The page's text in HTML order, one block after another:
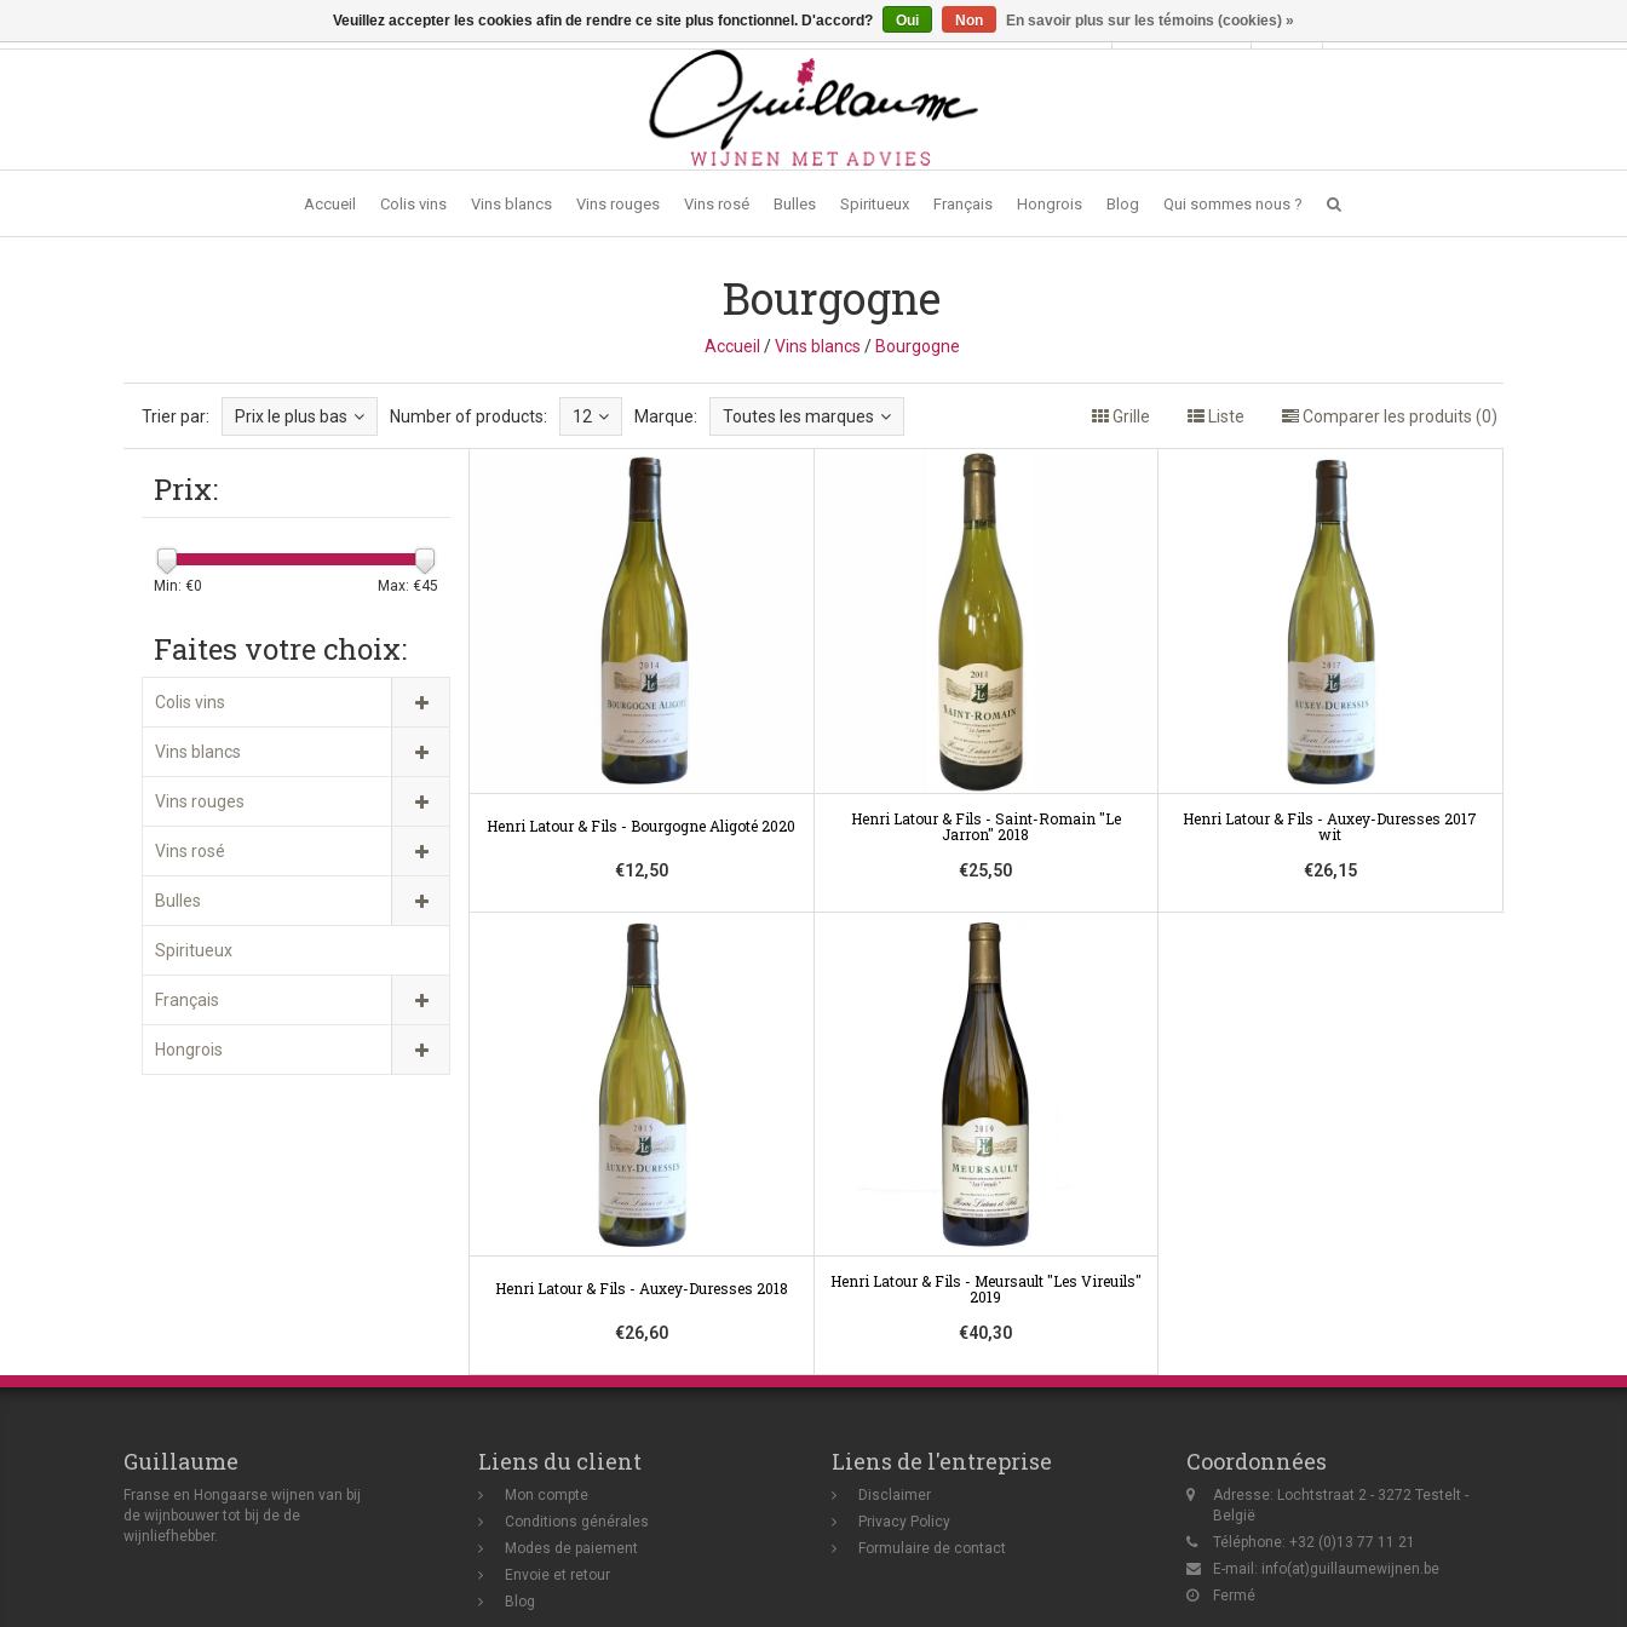
Vragen? Bel ons: +32 (0)13 - 77 11 21 - Winkel: Lochtstraat 2, 3272 Testelt -info@guillaumewijnen.be FR
Se connecter
Accueil Colis vins Vins blancs Vins rouges Vins rosé Bulles Spiritueux Français Hongrois Blog Qui sommes nous ?
Bourgogne
Accueil /Vins blancs /Bourgogne
Trier par: Prix le plus bas Number of products: 12 Marque: Toutes les marques Grille Liste Comparer les produits (0)
Prix:
Min: €0 Max: €45
Faites votre choix:
Colis vins
Vins blancs
Vins rouges
Vins rosé
Bulles
Spiritueux
Français
Hongrois
Henri Latour & Fils - Bourgogne Aligoté 2020
€12,50
Henri Latour & Fils - Saint-Romain "Le
Jarron" 2018
€25,50
Henri Latour & Fils - Auxey-Duresses 2017
wit
€26,15
Henri Latour & Fils - Auxey-Duresses 2018
€26,60
Henri Latour & Fils - Meursault "Les Vireuils"
2019
€40,30
Guillaume
Franse en Hongaarse wijnen van bij
de wijnbouwer tot bij de de
wijnliefhebber.
Liens du client
Mon compte
Conditions générales
Modes de paiement
Envoie et retour
Blog
Liens de l'entreprise
Disclaimer
Privacy Policy
Formulaire de contact
Coordonnées
Adresse: Lochtstraat 2 - 3272 Testelt -
België
Téléphone: +32 (0)13 77 11 21
E-mail: info(at)guillaumewijnen.be
Fermé
Veuillez accepter les cookies afin de rendre ce site plus fonctionnel. D'accord? Oui Non En savoir plus sur les témoins (cookies) »